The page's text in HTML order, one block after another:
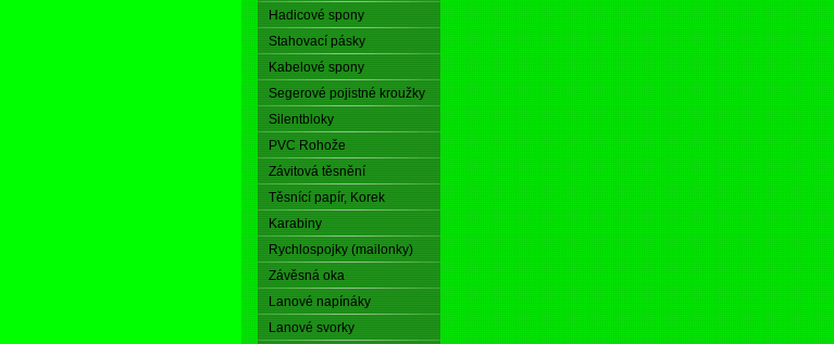
Hadicové spony
Stahovací pásky
Kabelové spony
Segerové pojistné kroužky
Silentbloky
PVC Rohože
Závitová těsnění
Těsnící papír, Korek
Karabiny
Rychlospojky (mailonky)
Závěsná oka
Lanové napínáky
Lanové svorky